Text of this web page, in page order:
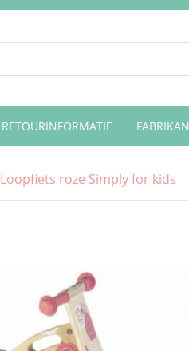
RETOURINFORMATIE
Loopfiets roze Simply for kids